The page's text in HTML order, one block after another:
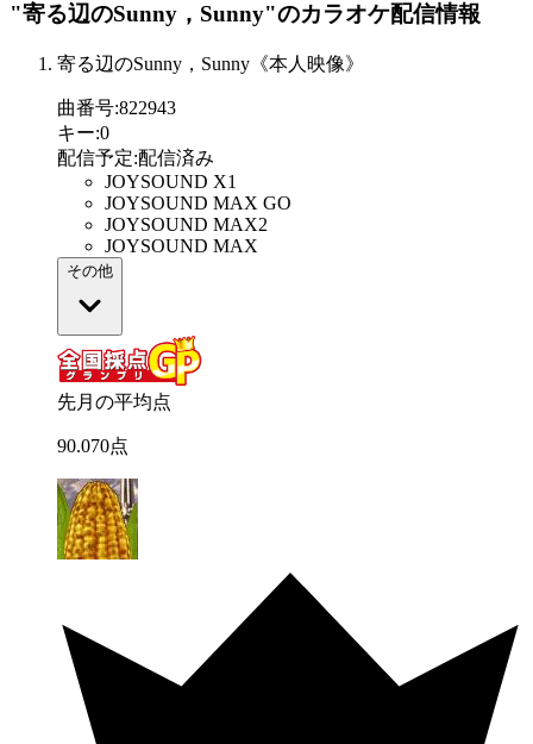
"寄る辺のSunny，Sunny"のカラオケ配信情報
寄る辺のSunny，Sunny《本人映像》
曲番号:822943
キー:0
配信予定:配信済み
JOYSOUND X1
JOYSOUND MAX GO
JOYSOUND MAX2
JOYSOUND MAX
その他
先月の平均点
90.070点